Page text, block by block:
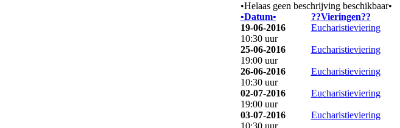
•Helaas geen beschrijving beschikbaar•
•Datum•
??Vieringen??
19-06-2016
10:30 uur
Eucharistieviering
25-06-2016
19:00 uur
Eucharistieviering
26-06-2016
10:30 uur
Eucharistieviering
02-07-2016
19:00 uur
Eucharistieviering
03-07-2016
Eucharistieviering